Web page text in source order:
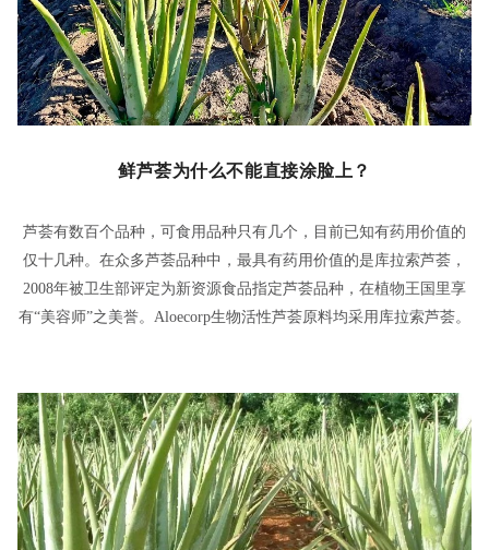
鲜芦荟为什么不能直接涂脸上？
芦荟有数百个品种，可食用品种只有几个，目前已知有药用价值的
仅十几种。在众多芦荟品种中，最具有药用价值的是库拉索芦荟，
2008年被卫生部评定为新资源食品指定芦荟品种，在植物王国里享
有“美容师”之美誉。Aloecorp生物活性芦荟原料均采用库拉索芦荟。